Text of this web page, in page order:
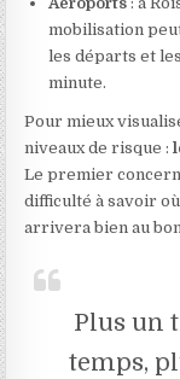
mobilisation
les départs et
minute.
Pour mieux
niveaux de risque :
Le premier
difficulté à savoir
arrivera bien au
Plus un
temps,